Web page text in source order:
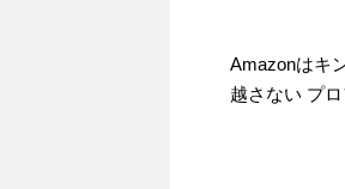
Amazonはキ
越さない プ